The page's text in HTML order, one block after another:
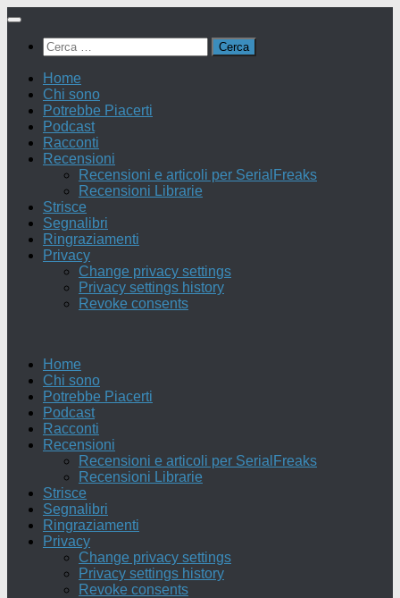
Salta
contenuto
Ricerca
per:
Home
Chi sono
Potrebbe Piacerti
Podcast
Racconti
Recensioni
Recensioni e articoli per SerialFreaks
Recensioni Librarie
Strisce
Segnalibri
Ringraziamenti
Privacy
Change privacy settings
Privacy settings history
Revoke consents
Home
Chi sono
Potrebbe Piacerti
Podcast
Racconti
Recensioni
Recensioni e articoli per SerialFreaks
Recensioni Librarie
Strisce
Segnalibri
Ringraziamenti
Privacy
Change privacy settings
Privacy settings history
Revoke consents